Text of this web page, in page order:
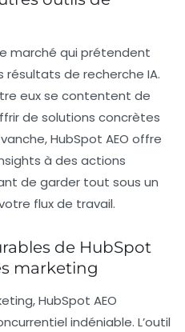
marché qui prétendent
résultats de recherche IA.
eux se contentent de
de solutions concrètes
HubSpot AEO offre
à des actions
de garder tout sous un
flux de travail.
de HubSpot
marketing
HubSpot AEO
indéniable. L’outil